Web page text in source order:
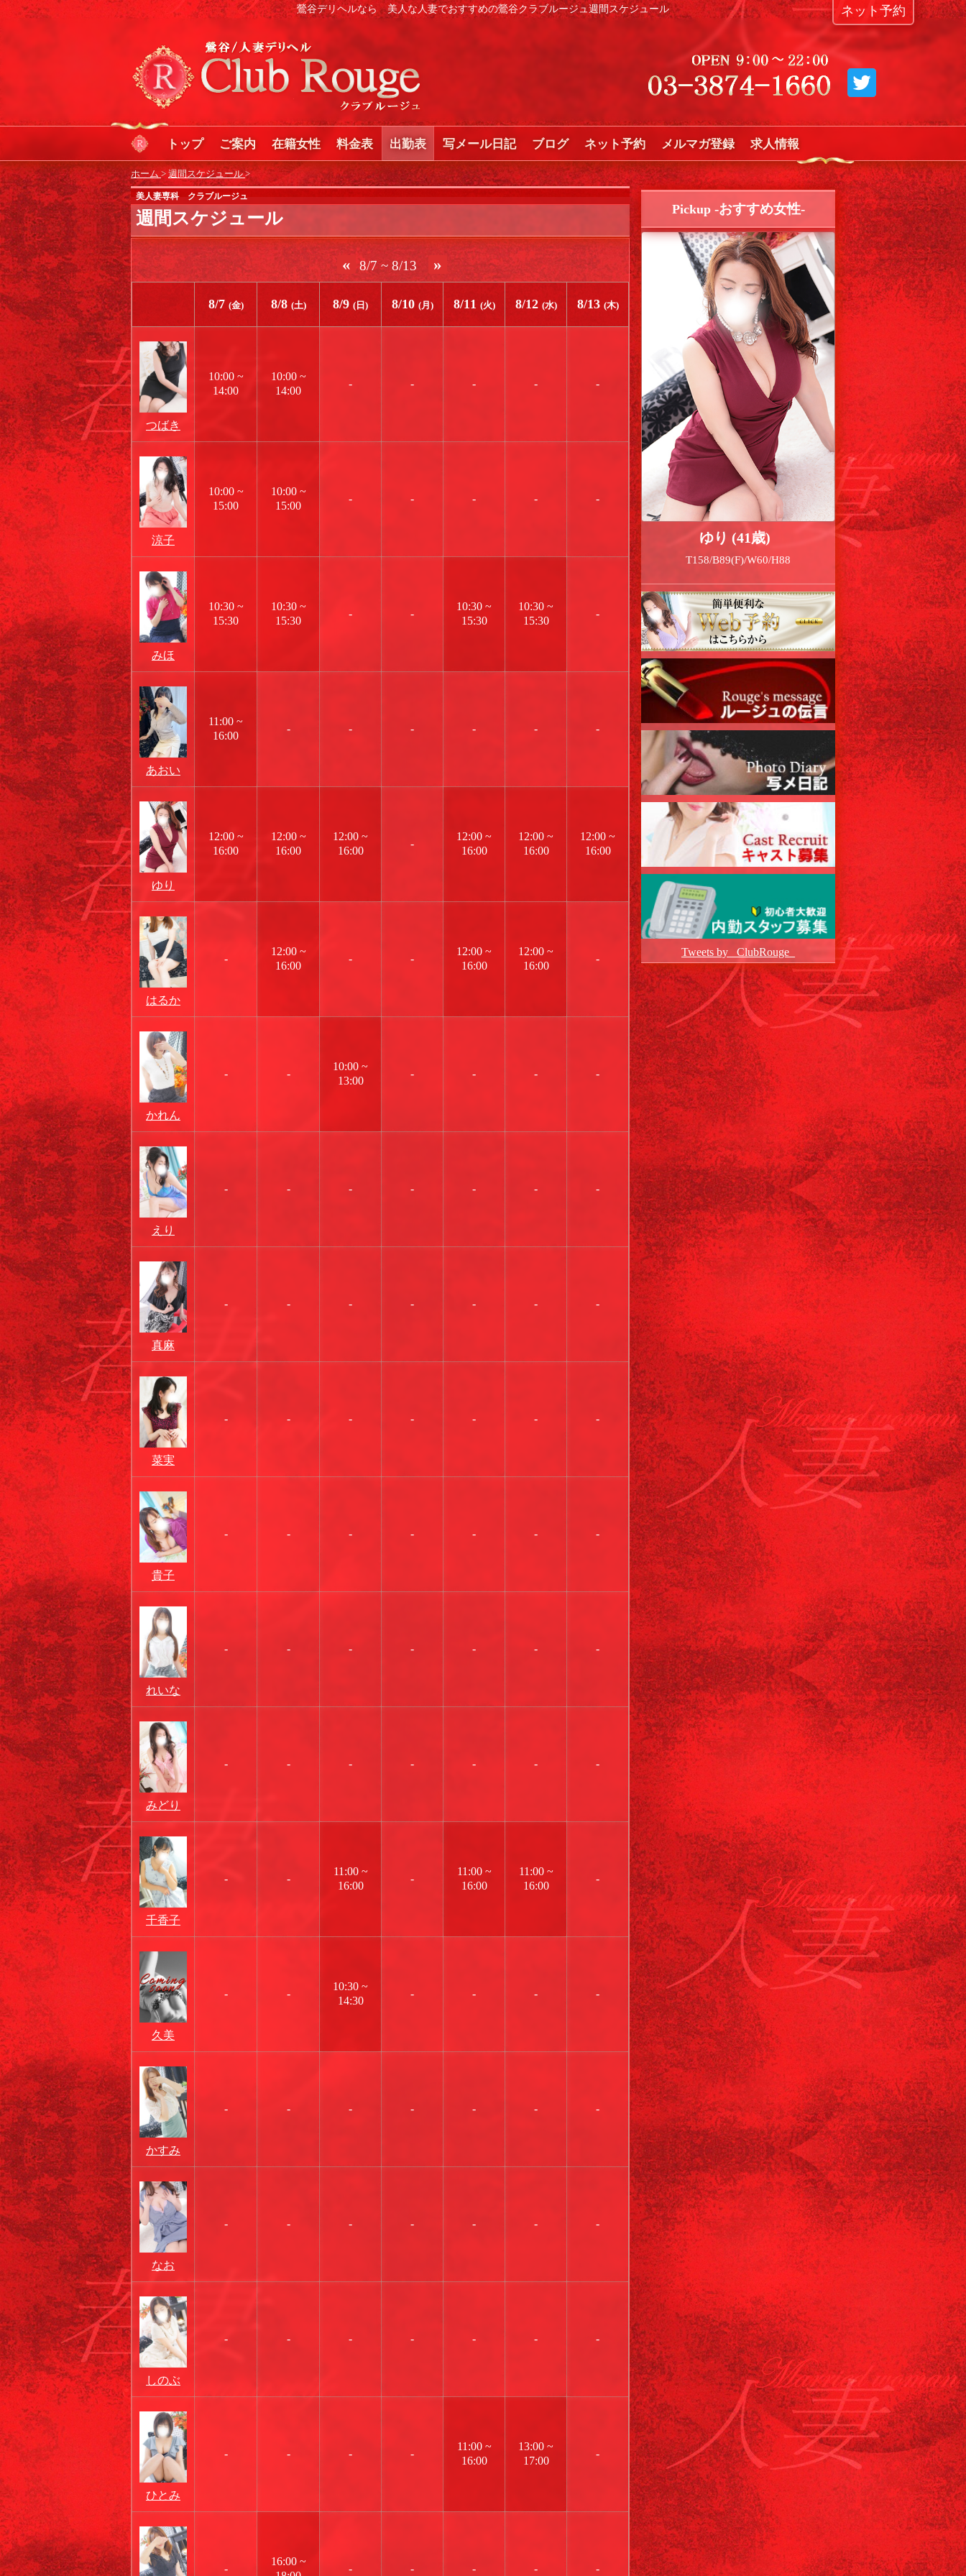
ネット予約
トップ ご案内 在籍女性 料金表 出勤表 写メール日記 ブログ ネット予約 メルマガ登録 求人情報
ホーム > 週間スケジュール >
鶯谷デリヘルなら 美人な人妻でおすすめの鶯谷クラブルージュ週間スケジュール
美人妻専科 クラブルージュ
週間スケジュール
« 8/7 ~ 8/13 »
8/7 (金) 8/8 (土) 8/9 (日) 8/10 (月) 8/11 (火) 8/12 (水) 8/13 (木)
つばき
10:00 ~
14:00
10:00 ~
14:00
- - - - -
涼子
10:00 ~
15:00
10:00 ~
15:00
- - - - -
みほ
10:30 ~
15:30
10:30 ~
15:30
- -
10:30 ~
15:30
10:30 ~
15:30
-
あおい
11:00 ~
16:00
- - - - - -
ゆり
12:00 ~
16:00
12:00 ~
16:00
12:00 ~
16:00
-
12:00 ~
16:00
12:00 ~
16:00
12:00 ~
16:00
はるか
-
12:00 ~
16:00
- -
12:00 ~
16:00
12:00 ~
16:00
-
かれん
- -
10:00 ~
13:00
- - - -
えり
- - - - - - -
真麻
- - - - - - -
菜実
- - - - - - -
貴子
- - - - - - -
れいな
- - - - - - -
みどり
- - - - - - -
千香子
- -
11:00 ~
16:00
-
11:00 ~
16:00
11:00 ~
16:00
-
久美
- -
10:30 ~
14:30
- - - -
かすみ
- - - - - - -
なお
- - - - - - -
しのぶ
- - - - - - -
ひとみ
- - - -
11:00 ~
16:00
13:00 ~
17:00
-
-
16:00 ~
- - - - -
Pickup-おすすめ女性-
ゆり (41歳)
T158/B89(F)/W60/H88
Tweets by _ClubRouge_